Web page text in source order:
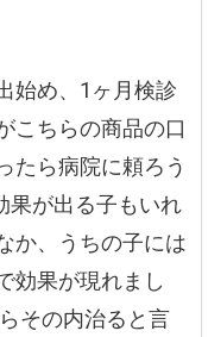
始め、1ヶ月検診
こちらの商品の口
たら病院に頼ろう
果が出る子もいれ
か、うちの子には
効果が現れまし
その内治ると言